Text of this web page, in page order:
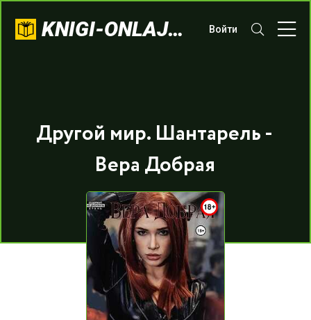
KNIGI-ONLAJN.COM Войти
Другой мир. Шантарель -
Вера Добрая